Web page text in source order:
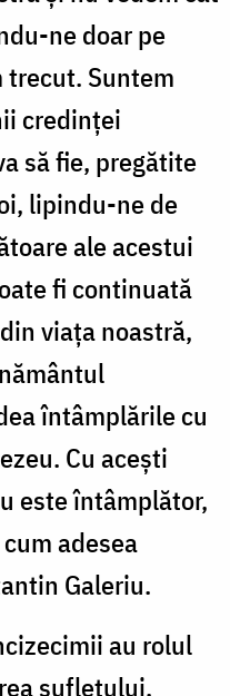
ne doar pe
trecut. Suntem
credinței
să fie, pregătite
lipindu-ne de
ale acestui
fi continuată
viața noastră,
întâmplările cu
Cu acești
este întâmplător,
adesea
Galeriu.
au rolul
sufletului,